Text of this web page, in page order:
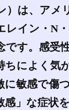
）は、アメ
レイン・N
です。感受
ちによく気
に敏感で傷
感」な症状